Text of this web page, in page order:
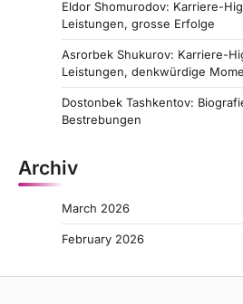
Eldor Shomurodov: Karriere-
Leistungen, grosse Erfolge
Asrorbek Shukurov: Karriere-
Leistungen, denkwürdige
Dostonbek Tashkentov:
Bestrebungen
Archiv
March 2026
February 2026